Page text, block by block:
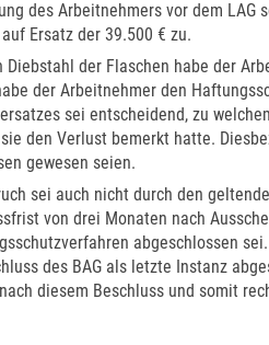
des Arbeitnehmers vor dem
Ersatz der 39.500 € zu.
Diebstahl der Flaschen habe der
der Arbeitnehmer den
sei entscheidend, zu
den Verlust bemerkt hatte.
gewesen seien.
sei auch nicht durch den
von drei Monaten nach
abgeschlossen
des BAG als letzte Instanz
diesem Beschluss und somit